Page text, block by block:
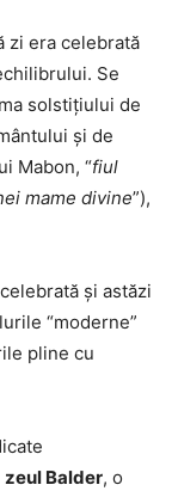
zi era celebrată
Se
solstiţiului de
și de
Mabon, “fiul
mame divine”),
şi astăzi
“moderne”
pline cu
zeul Balder, o